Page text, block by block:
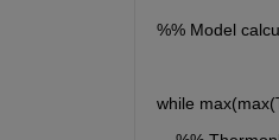
%% Model
while